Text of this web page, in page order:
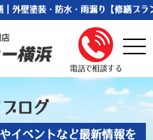
外壁塗装・防水・雨漏り【修繕プラ
電話で相談する
ログ
イベントなど最新情報を